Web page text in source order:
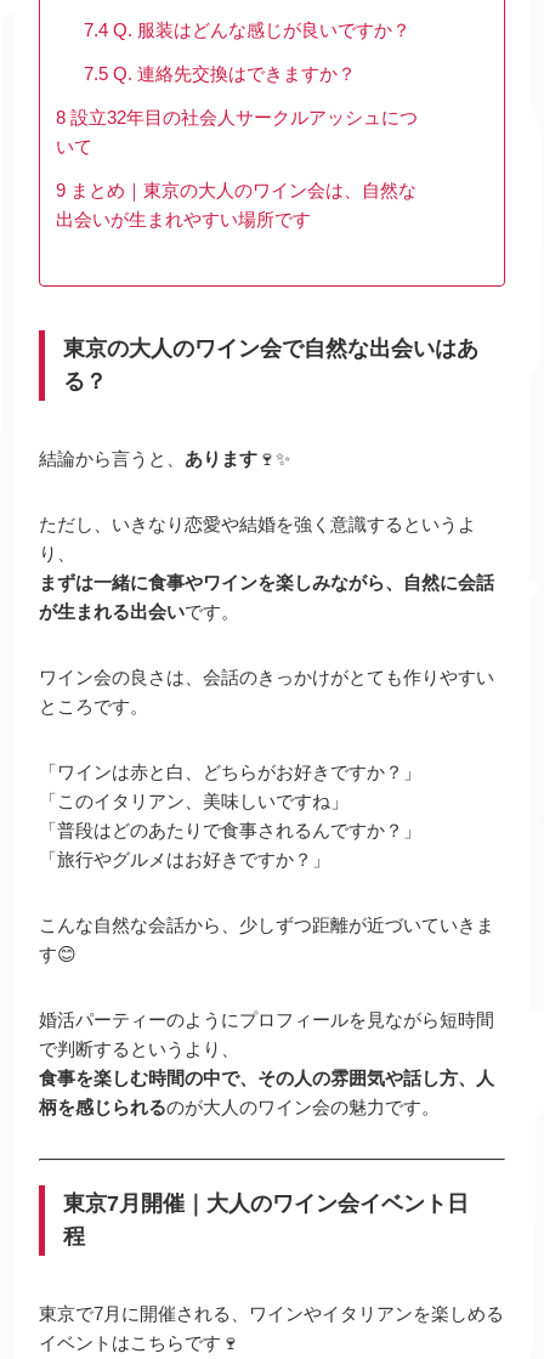
7.4Q. 服装はどんな感じが良いですか？
7.5Q. 連絡先交換はできますか？
8 設立32年目の社会人サークルアッシュにつ
いて
9 まとめ｜東京の大人のワイン会は、自然な
出会いが生まれやすい場所です
東京の大人のワイン会で自然な出会いはあ
る？
結論から言うと、 あります 🍷✨
ただし、いきなり恋愛や結婚を強く意識するというよ
り、
まずは一緒に食事やワインを楽しみながら、自然に会話
が生まれる出会いです。
ワイン会の良さは、会話のきっかけがとても作りやすい
ところです。
「ワインは赤と白、どちらがお好きですか？」
「このイタリアン、美味しいですね」
「普段はどのあたりで食事されるんですか？」
「旅行やグルメはお好きですか？」
こんな自然な会話から、少しずつ距離が近づいていきま
す😊
婚活パーティーのようにプロフィールを見ながら短時間
で判断するというより、
食事を楽しむ時間の中で、その人の雰囲気や話し方、人
柄を感じられるのが大人のワイン会の魅力です。
東京7月開催｜大人のワイン会イベント日
程
東京で7月に開催される、ワインやイタリアンを楽しめる
イベントはこちらです🍷